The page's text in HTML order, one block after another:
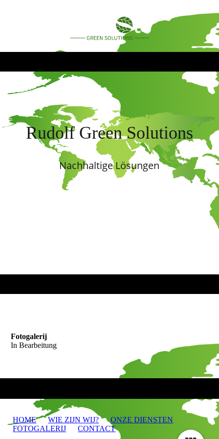
Rudolf Green Solutions
Nachhaltige Lösungen
Fotogalerij
In Bearbeitung
HOME WIE ZIJN WIJ?
ONZE DIENSTEN
FOTOGALERIJ
CONTACT